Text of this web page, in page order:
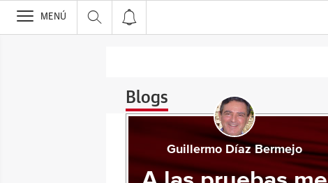
>
MENÚ
Blogs
Guillermo Díaz Bermejo